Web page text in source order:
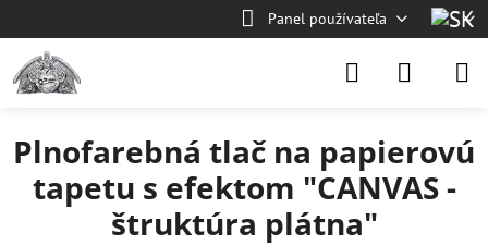
Panel používateľa
Plnofarebná tlač na papierovú
tapetu s efektom "CANVAS -
štruktúra plátna"